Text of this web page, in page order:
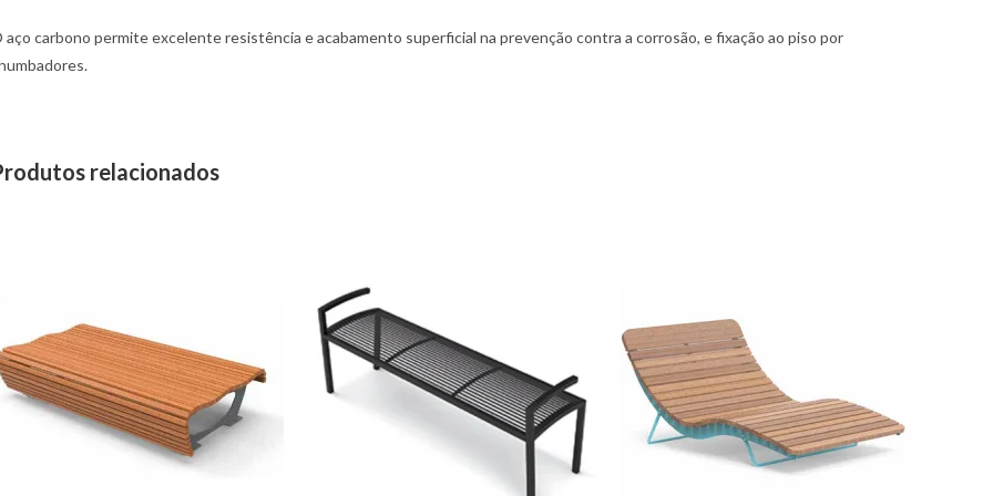
aço carbono permite excelente resistência e acabamento superficial na prevenção contra a corrosão, e fixação ao piso por
relacionados